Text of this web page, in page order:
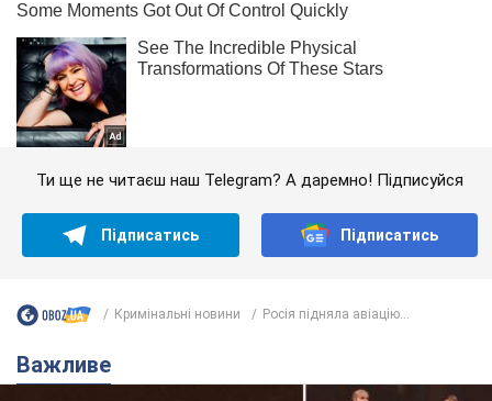
Ти ще не читаєш наш Telegram? А даремно! Підписуйся
Підписатись Підписатись
Кримінальні новини Росія підняла авіацію...
Важливе